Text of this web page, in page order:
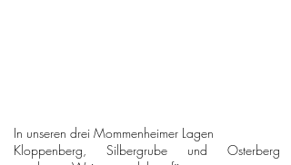
In unseren drei Mommenheimer Lagen
Kloppenberg, Silbergrube und Osterberg